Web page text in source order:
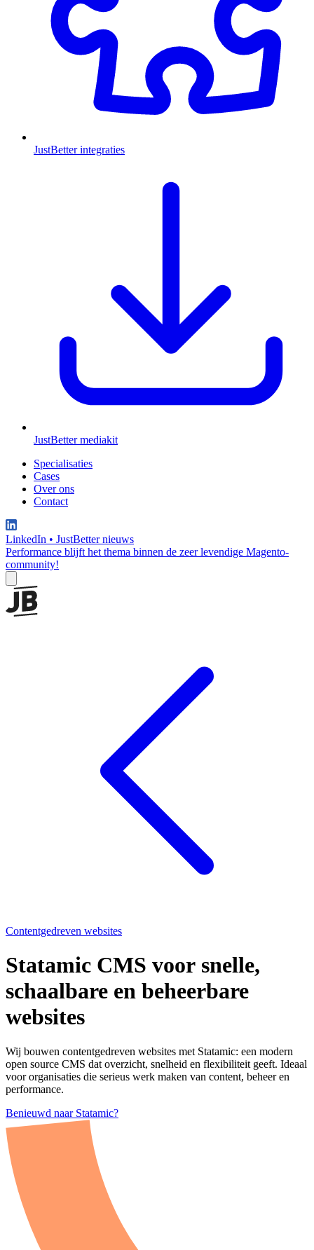
JustBetter integraties
JustBetter mediakit
Specialisaties
Cases
Over ons
Contact
LinkedIn • JustBetter nieuws
Performance blijft het thema binnen de zeer levendige Magento-
community!
Contentgedreven websites
Statamic CMS voor snelle,
Statamic CMS voor snelle,
schaalbare en beheerbare
websites
Wij bouwen contentgedreven websites met Statamic: een modern
open source CMS dat overzicht, snelheid en flexibiliteit geeft. Ideaal
voor organisaties die serieus werk maken van content, beheer en
performance.
Benieuwd naar Statamic?